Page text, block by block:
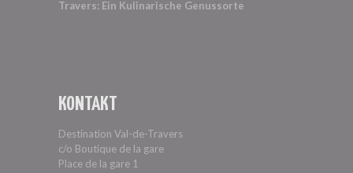
Travers: Ein Kulinarische Genussorte
KONTAKT
Destination Val-de-Travers
c/o Boutique de la gare
Place de la gare 1